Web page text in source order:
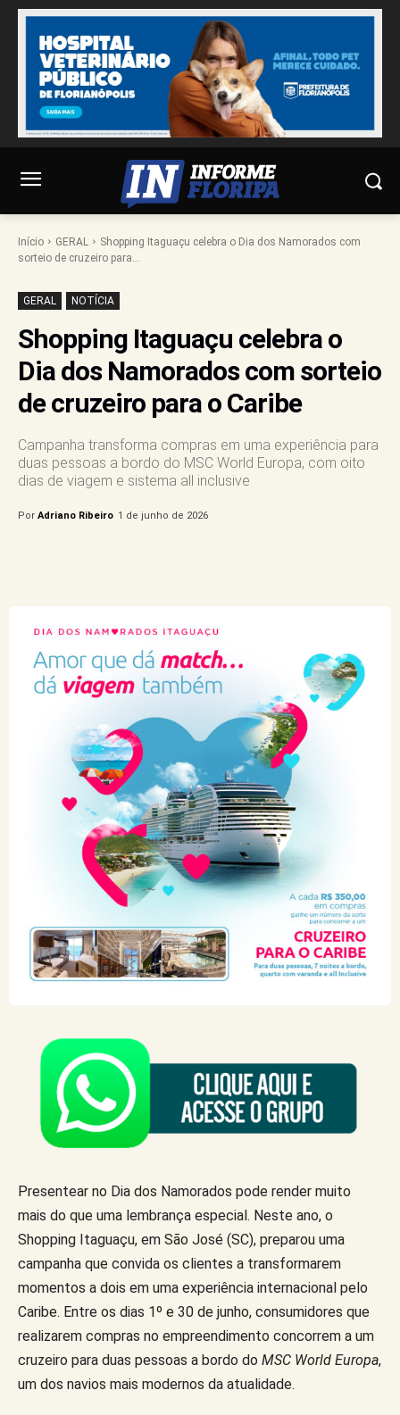
Início GERAL
Shopping Itaguaçu celebra o Dia dos Namorados com
sorteio de cruzeiro para...
GERAL NOTÍCIA
Shopping Itaguaçu celebra o
Dia dos Namorados com sorteio
de cruzeiro para o Caribe
Campanha transforma compras em uma experiência para
duas pessoas a bordo do MSC World Europa, com oito
dias de viagem e sistema all inclusive
Por Adriano Ribeiro 1 de junho de 2026
Presentear no Dia dos Namorados pode render muito
mais do que uma lembrança especial. Neste ano, o
Shopping Itaguaçu, em São José (SC), preparou uma
campanha que convida os clientes a transformarem
momentos a dois em uma experiência internacional pelo
Caribe. Entre os dias 1º e 30 de junho, consumidores que
realizarem compras no empreendimento concorrem a um
cruzeiro para duas pessoas a bordo do MSC World Europa,
um dos navios mais modernos da atualidade.